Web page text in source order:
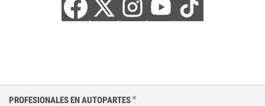
PROFESIONALES EN AUTOPARTES ®